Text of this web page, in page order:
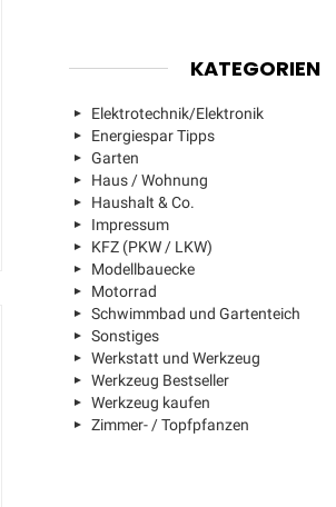
KATEGORIEN
Elektrotechnik/Elektronik
Energiespar Tipps
Garten
Haus / Wohnung
Haushalt & Co.
Impressum
KFZ (PKW / LKW)
Modellbauecke
Motorrad
Schwimmbad und Gartenteich
Sonstiges
Werkstatt und Werkzeug
Werkzeug Bestseller
Werkzeug kaufen
Zimmer- / Topfpfanzen